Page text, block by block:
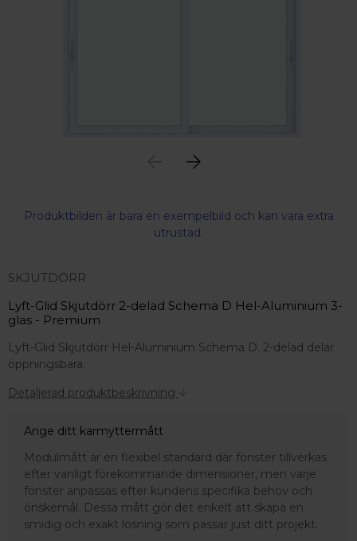
fokus på kvalitet, omtanke och djup kompetens.
Produktbilden är bara en exempelbild och kan vara extra
utrustad.
SKJUTDÖRR
Lyft-Glid Skjutdörr 2-delad Schema D Hel-Aluminium 3-
glas - Premium
Lyft-Glid Skjutdörr Hel-Aluminium Schema D. 2-delad delar
öppningsbara.
Detaljerad produktbeskrivning
Ange ditt karmyttermått
Modulmått är en flexibel standard där fönster tillverkas
efter vanligt förekommande dimensioner, men varje
fönster anpassas efter kundens specifika behov och
önskemål. Dessa mått gör det enkelt att skapa en
smidig och exakt lösning som passar just ditt projekt.